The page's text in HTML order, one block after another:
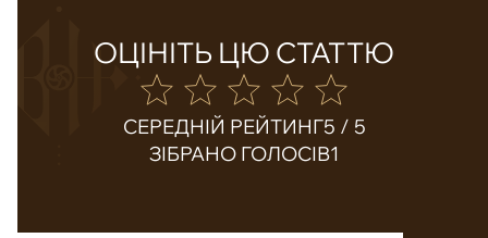
ОЦІНІТЬ ЦЮ СТАТТЮ
СЕРЕДНІЙ РЕЙТИНГ5 / 5
ЗІБРАНО ГОЛОСІВ1